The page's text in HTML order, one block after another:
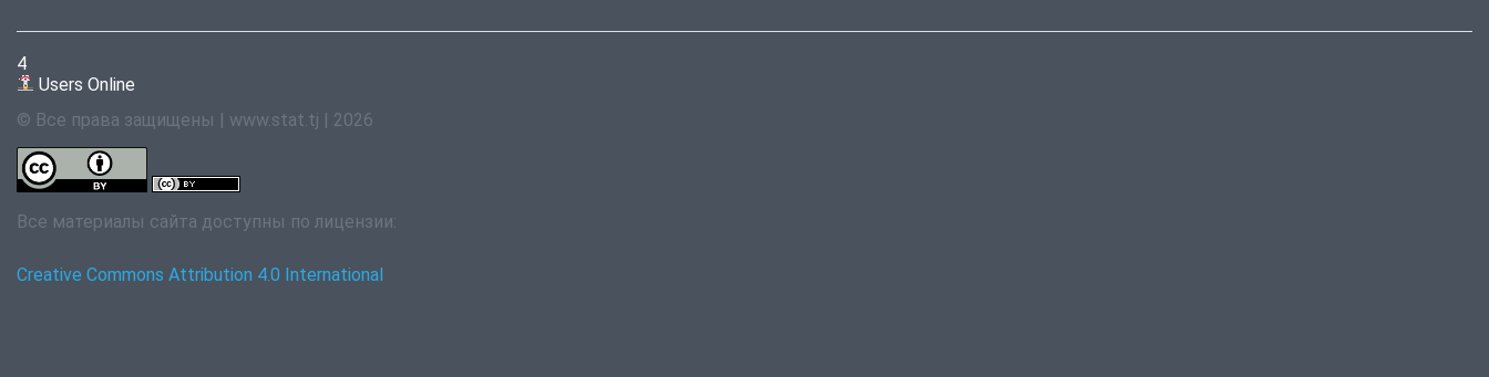
4
Users Online
© Все права защищены | www.stat.tj | 2026
Все материалы сайта доступны по лицензии:
Creative Commons Attribution 4.0 International